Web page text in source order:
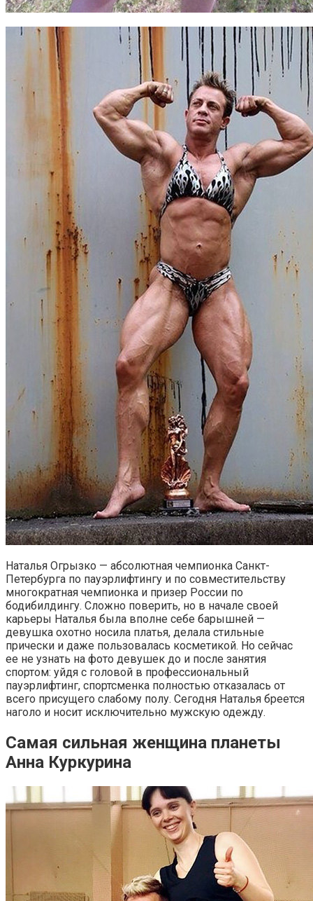
Наталья Огрызко — абсолютная чемпионка Санкт-
Петербурга по пауэрлифтингу и по совместительству
многократная чемпионка и призер России по
бодибилдингу. Сложно поверить, но в начале своей
карьеры Наталья была вполне себе барышней —
девушка охотно носила платья, делала стильные
прически и даже пользовалась косметикой. Но сейчас
ее не узнать на фото девушек до и после занятия
спортом: уйдя с головой в профессиональный
пауэрлифтинг, спортсменка полностью отказалась от
всего присущего слабому полу. Сегодня Наталья бреется
наголо и носит исключительно мужскую одежду.
Самая сильная женщина планеты
Анна Куркурина